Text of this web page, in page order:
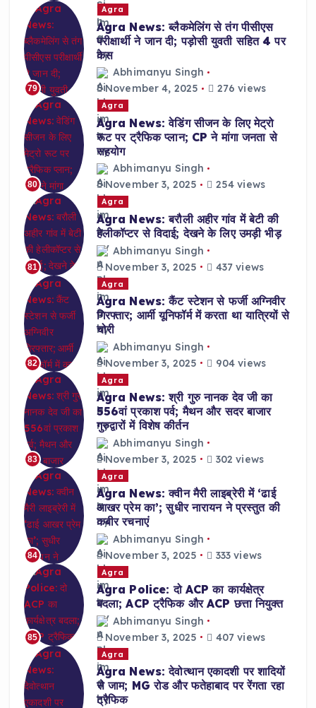
79
Agra
Agra News: ब्लैकमेलिंग से तंग पीसीएस
परीक्षार्थी ने जान दी; पड़ोसी युवती सहित 4 पर
केस
Abhimanyu Singh
November 4, 2025
276 views
80
Agra
Agra News: वेडिंग सीजन के लिए मेट्रो
रूट पर ट्रैफिक प्लान; CP ने मांगा जनता से
सहयोग
Abhimanyu Singh
November 3, 2025
254 views
81
Agra
Agra News: बरौली अहीर गांव में बेटी की
हेलीकॉप्टर से विदाई; देखने के लिए उमड़ी भीड़
Abhimanyu Singh
November 3, 2025
437 views
82
Agra
Agra News: कैंट स्टेशन से फर्जी अग्निवीर
गिरफ्तार; आर्मी यूनिफॉर्म में करता था यात्रियों से
चोरी
Abhimanyu Singh
November 3, 2025
904 views
83
Agra
Agra News: श्री गुरु नानक देव जी का
556वां प्रकाश पर्व; मैथन और सदर बाजार
गुरुद्वारों में विशेष कीर्तन
Abhimanyu Singh
November 3, 2025
302 views
84
Agra
Agra News: क्वीन मैरी लाइब्रेरी में ‘ढाई
आखर प्रेम का’; सुधीर नारायन ने प्रस्तुत की
कबीर रचनाएं
Abhimanyu Singh
November 3, 2025
333 views
85
Agra
Agra Police: दो ACP का कार्यक्षेत्र
बदला; ACP ट्रैफिक और ACP छत्ता नियुक्त
Abhimanyu Singh
November 3, 2025
407 views
Agra
Agra News: देवोत्थान एकादशी पर शादियों
से जाम; MG रोड और फतेहाबाद पर रेंगता रहा
ट्रैफिक